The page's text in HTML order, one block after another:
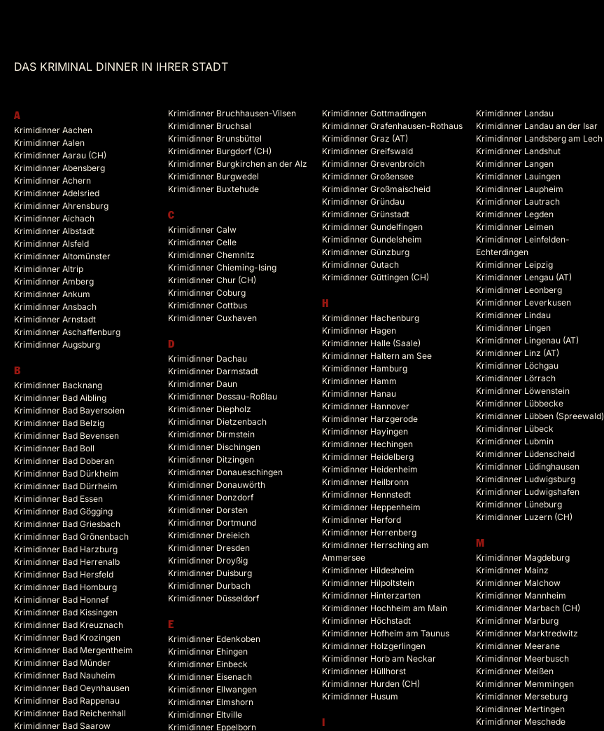
DAS KRIMINAL DINNER IN IHRER STADT
A
Krimidinner Aachen
Krimidinner Aalen
Krimidinner Aarau (CH)
Krimidinner Abensberg
Krimidinner Achern
Krimidinner Adelsried
Krimidinner Ahrensburg
Krimidinner Aichach
Krimidinner Albstadt
Krimidinner Alsfeld
Krimidinner Altomünster
Krimidinner Altrip
Krimidinner Amberg
Krimidinner Ankum
Krimidinner Ansbach
Krimidinner Arnstadt
Krimidinner Aschaffenburg
Krimidinner Augsburg
B
Krimidinner Backnang
Krimidinner Bad Aibling
Krimidinner Bad Bayersoien
Krimidinner Bad Belzig
Krimidinner Bad Bevensen
Krimidinner Bad Boll
Krimidinner Bad Doberan
Krimidinner Bad Dürkheim
Krimidinner Bad Dürrheim
Krimidinner Bad Essen
Krimidinner Bad Gögging
Krimidinner Bad Griesbach
Krimidinner Bad Grönenbach
Krimidinner Bad Harzburg
Krimidinner Bad Herrenalb
Krimidinner Bad Hersfeld
Krimidinner Bad Homburg
Krimidinner Bad Honnef
Krimidinner Bad Kissingen
Krimidinner Bad Kreuznach
Krimidinner Bad Krozingen
Krimidinner Bad Mergentheim
Krimidinner Bad Münder
Krimidinner Bad Nauheim
Krimidinner Bad Oeynhausen
Krimidinner Bad Rappenau
Krimidinner Bad Reichenhall
Krimidinner Bad Saarow
Krimidinner Bruchhausen-Vilsen
Krimidinner Bruchsal
Krimidinner Brunsbüttel
Krimidinner Burgdorf (CH)
Krimidinner Burgkirchen an der Alz
Krimidinner Burgwedel
Krimidinner Buxtehude
C
Krimidinner Calw
Krimidinner Celle
Krimidinner Chemnitz
Krimidinner Chieming-Ising
Krimidinner Chur (CH)
Krimidinner Coburg
Krimidinner Cottbus
Krimidinner Cuxhaven
D
Krimidinner Dachau
Krimidinner Darmstadt
Krimidinner Daun
Krimidinner Dessau-Roßlau
Krimidinner Diepholz
Krimidinner Dietzenbach
Krimidinner Dirmstein
Krimidinner Dischingen
Krimidinner Ditzingen
Krimidinner Donaueschingen
Krimidinner Donauwörth
Krimidinner Donzdorf
Krimidinner Dorsten
Krimidinner Dortmund
Krimidinner Dreieich
Krimidinner Dresden
Krimidinner Droyßig
Krimidinner Duisburg
Krimidinner Durbach
Krimidinner Düsseldorf
E
Krimidinner Edenkoben
Krimidinner Ehingen
Krimidinner Einbeck
Krimidinner Eisenach
Krimidinner Ellwangen
Krimidinner Elmshorn
Krimidinner Eltville
Krimidinner Eppelborn
Krimidinner Gottmadingen
Krimidinner Grafenhausen-Rothaus
Krimidinner Graz (AT)
Krimidinner Greifswald
Krimidinner Grevenbroich
Krimidinner Großensee
Krimidinner Großmaischeid
Krimidinner Gründau
Krimidinner Grünstadt
Krimidinner Gundelfingen
Krimidinner Gundelsheim
Krimidinner Günzburg
Krimidinner Gutach
Krimidinner Güttingen (CH)
H
Krimidinner Hachenburg
Krimidinner Hagen
Krimidinner Halle (Saale)
Krimidinner Haltern am See
Krimidinner Hamburg
Krimidinner Hamm
Krimidinner Hanau
Krimidinner Hannover
Krimidinner Harzgerode
Krimidinner Hayingen
Krimidinner Hechingen
Krimidinner Heidelberg
Krimidinner Heidenheim
Krimidinner Heilbronn
Krimidinner Hennstedt
Krimidinner Heppenheim
Krimidinner Herford
Krimidinner Herrenberg
Krimidinner Herrsching am
Ammersee
Krimidinner Hildesheim
Krimidinner Hilpoltstein
Krimidinner Hinterzarten
Krimidinner Hochheim am Main
Krimidinner Höchstadt
Krimidinner Hofheim am Taunus
Krimidinner Holzgerlingen
Krimidinner Horb am Neckar
Krimidinner Hüllhorst
Krimidinner Hurden (CH)
Krimidinner Husum
Krimidinner Landau
Krimidinner Landau an der Isar
Krimidinner Landsberg am Lech
Krimidinner Landshut
Krimidinner Langen
Krimidinner Lauingen
Krimidinner Laupheim
Krimidinner Lautrach
Krimidinner Legden
Krimidinner Leimen
Krimidinner Leinfelden-
Echterdingen
Krimidinner Leipzig
Krimidinner Lengau (AT)
Krimidinner Leonberg
Krimidinner Leverkusen
Krimidinner Lindau
Krimidinner Lingen
Krimidinner Lingenau (AT)
Krimidinner Linz (AT)
Krimidinner Löchgau
Krimidinner Lörrach
Krimidinner Löwenstein
Krimidinner Lübbecke
Krimidinner Lübben (Spreewald)
Krimidinner Lübeck
Krimidinner Lubmin
Krimidinner Lüdenscheid
Krimidinner Lüdinghausen
Krimidinner Ludwigsburg
Krimidinner Ludwigshafen
Krimidinner Lüneburg
Krimidinner Luzern (CH)
M
Krimidinner Magdeburg
Krimidinner Mainz
Krimidinner Malchow
Krimidinner Mannheim
Krimidinner Marbach (CH)
Krimidinner Marburg
Krimidinner Marktredwitz
Krimidinner Meerane
Krimidinner Meerbusch
Krimidinner Meißen
Krimidinner Memmingen
Krimidinner Merseburg
Krimidinner Mertingen
Krimidinner Meschede